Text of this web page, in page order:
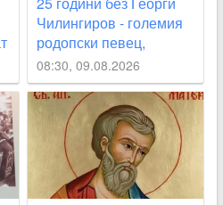
Чилингиров - големия
родопски певец,
свързал живота си с
Пловдив
08:30, 09.08.2026